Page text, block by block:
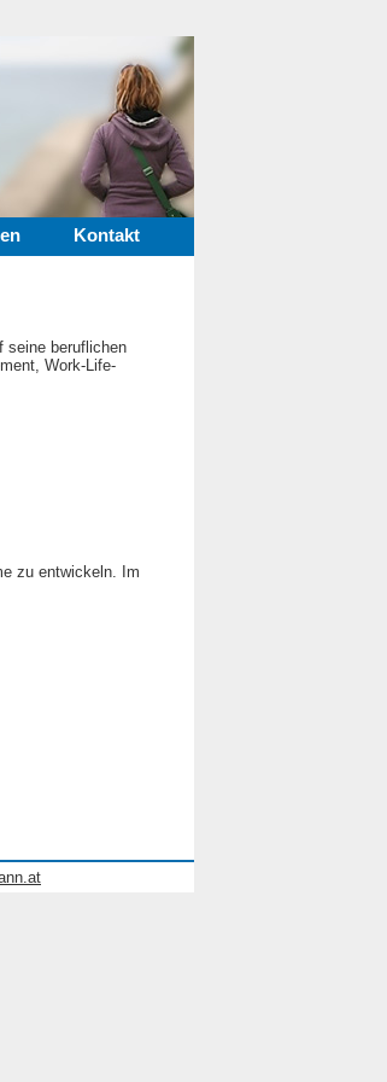
Kontakt
seine beruflichen
Work-Life-
zu entwickeln. Im